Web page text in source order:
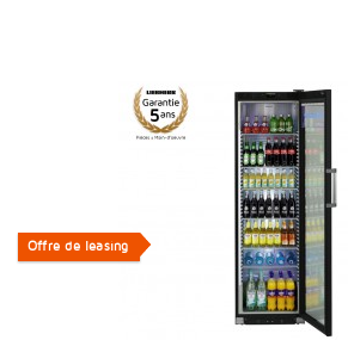
Offre de leasing
Offre de leasing